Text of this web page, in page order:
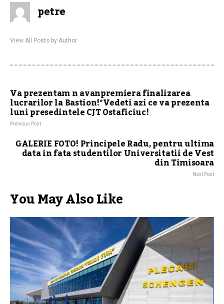
petre
View All Posts by Author
Va prezentam n avanpremiera finalizarea
lucrarilor la Bastion!*Vedeti azi ce va prezenta
luni presedintele CJT Ostaficiuc!
Previous Post
GALERIE FOTO! Principele Radu, pentru ultima
data in fata studentilor Universitatii de Vest
din Timisoara
Next Post
You May Also Like